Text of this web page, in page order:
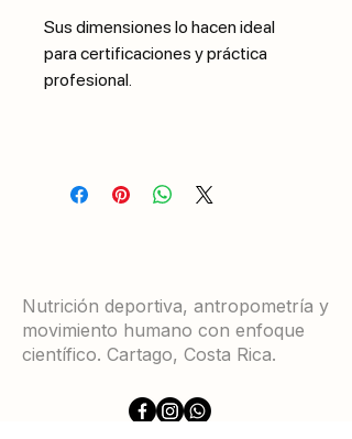
Sus dimensiones lo hacen ideal
para certificaciones y práctica
profesional.
Nutrición deportiva, antropometría y
movimiento humano con enfoque
científico. Cartago, Costa Rica.